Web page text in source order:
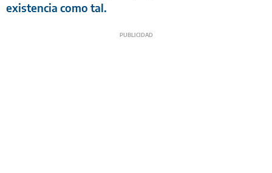
existencia como tal.